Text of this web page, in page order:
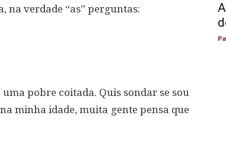
na verdade “as” perguntas:
uma pobre coitada. Quis sondar se sou
minha idade, muita gente pensa que